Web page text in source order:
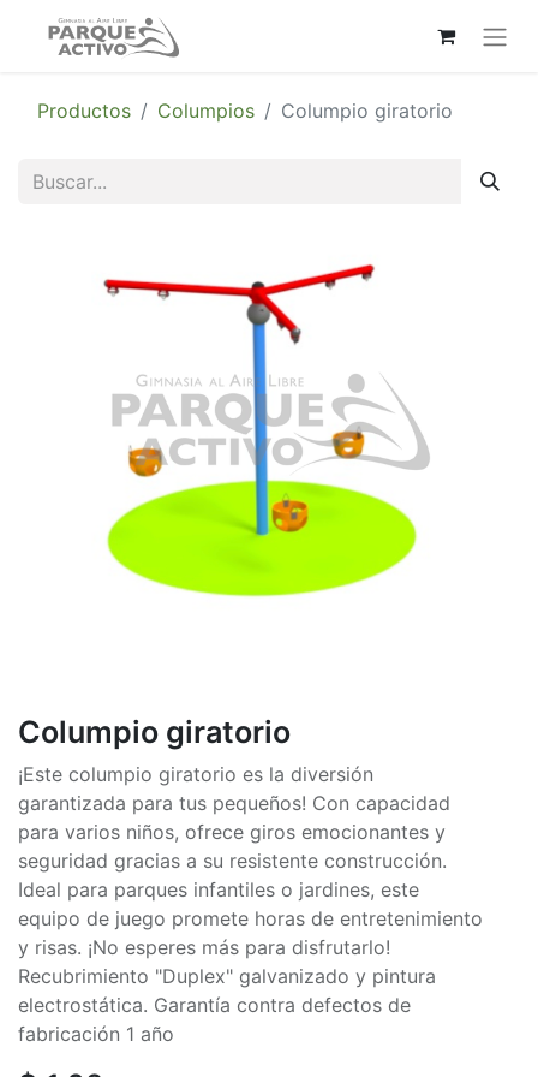
Productos Columpios Columpio giratorio
Columpio giratorio
¡Este columpio giratorio es la diversión
garantizada para tus pequeños! Con capacidad
para varios niños, ofrece giros emocionantes y
seguridad gracias a su resistente construcción.
Ideal para parques infantiles o jardines, este
equipo de juego promete horas de entretenimiento
y risas. ¡No esperes más para disfrutarlo!
Recubrimiento "Duplex" galvanizado y pintura
electrostática. Garantía contra defectos de
fabricación 1 año